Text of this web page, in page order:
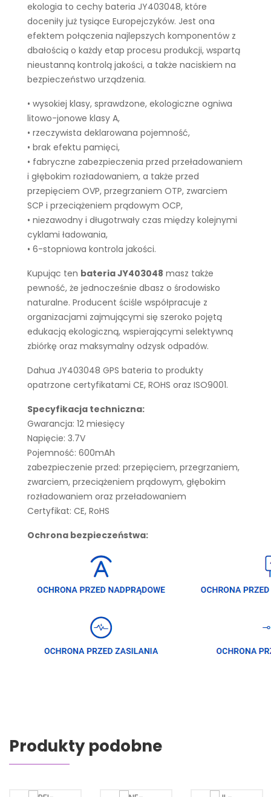
ekologia to cechy bateria JY403048, które
doceniły już tysiące Europejczyków. Jest ona
efektem połączenia najlepszych komponentów z
dbałością o każdy etap procesu produkcji, wspartą
nieustanną kontrolą jakości, a także naciskiem na
bezpieczeństwo urządzenia.
• wysokiej klasy, sprawdzone, ekologiczne ogniwa
litowo-jonowe klasy A,
• rzeczywista deklarowana pojemność,
• brak efektu pamięci,
• fabryczne zabezpieczenia przed przeładowaniem
i głębokim rozładowaniem, a także przed
przepięciem OVP, przegrzaniem OTP, zwarciem
SCP i przeciążeniem prądowym OCP,
• niezawodny i długotrwały czas między kolejnymi
cyklami ładowania,
• 6-stopniowa kontrola jakości.
Kupując ten bateria JY403048 masz także
pewność, że jednocześnie dbasz o środowisko
naturalne. Producent ściśle współpracuje z
organizacjami zajmującymi się szeroko pojętą
edukacją ekologiczną, wspierającymi selektywną
zbiórkę oraz maksymalny odzysk odpadów.
Dahua JY403048 GPS bateria to produkty
opatrzone certyfikatami CE, ROHS oraz ISO9001.
Specyfikacja techniczna:
Gwarancja: 12 miesięcy
Napięcie: 3.7V
Pojemność: 600mAh
zabezpieczenie przed: przepięciem, przegrzaniem,
zwarciem, przeciążeniem prądowym, głębokim
rozładowaniem oraz przeładowaniem
Certyfikat: CE, RoHS
Ochrona bezpieczeństwa:
Produkty podobne